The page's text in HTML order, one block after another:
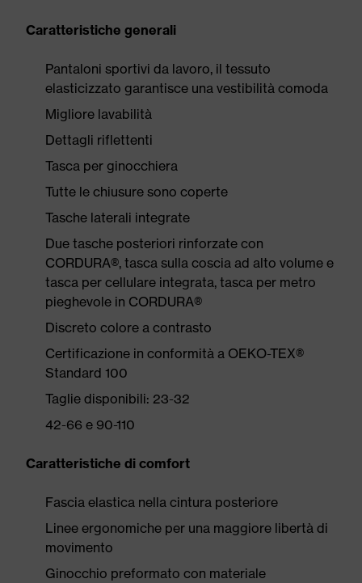
Caratteristiche generali
Pantaloni sportivi da lavoro, il tessuto
elasticizzato garantisce una vestibilità comoda
Migliore lavabilità
Dettagli riflettenti
Tasca per ginocchiera
Tutte le chiusure sono coperte
Tasche laterali integrate
Due tasche posteriori rinforzate con
CORDURA®, tasca sulla coscia ad alto volume e
tasca per cellulare integrata, tasca per metro
pieghevole in CORDURA®
Discreto colore a contrasto
Certificazione in conformità a OEKO-TEX®
Standard 100
Taglie disponibili: 23-32
42-66 e 90-110
Caratteristiche di comfort
Fascia elastica nella cintura posteriore
Linee ergonomiche per una maggiore libertà di
movimento
Ginocchio preformato con materiale